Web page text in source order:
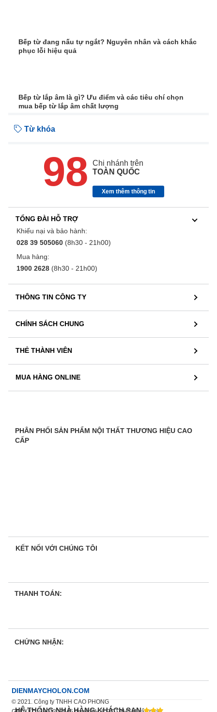
Bếp từ đang nấu tự ngắt? Nguyên nhân và cách khắc
phục lỗi hiệu quả
Bếp từ lắp âm là gì? Ưu điểm và các tiêu chí chọn
mua bếp từ lắp âm chất lượng
Từ khóa
98
Chi nhánh trên
TOÀN QUỐC
Xem thêm thông tin
TỔNG ĐÀI HỖ TRỢ
Khiếu nại và bảo hành:
028 39 505060 (8h30 - 21h00)
Mua hàng:
1900 2628 (8h30 - 21h00)
THÔNG TIN CÔNG TY
CHÍNH SÁCH CHUNG
THẺ THÀNH VIÊN
MUA HÀNG ONLINE
PHÂN PHỐI SẢN PHẨM NỘI THẤT THƯƠNG HIỆU CAO
CẤP
HỆ THỐNG NHÀ HÀNG KHÁCH SẠN
KẾT NỐI VỚI CHÚNG TÔI
THANH TOÁN:
CHỨNG NHẬN:
DIENMAYCHOLON.COM
© 2021. Công ty TNHH CAO PHONG